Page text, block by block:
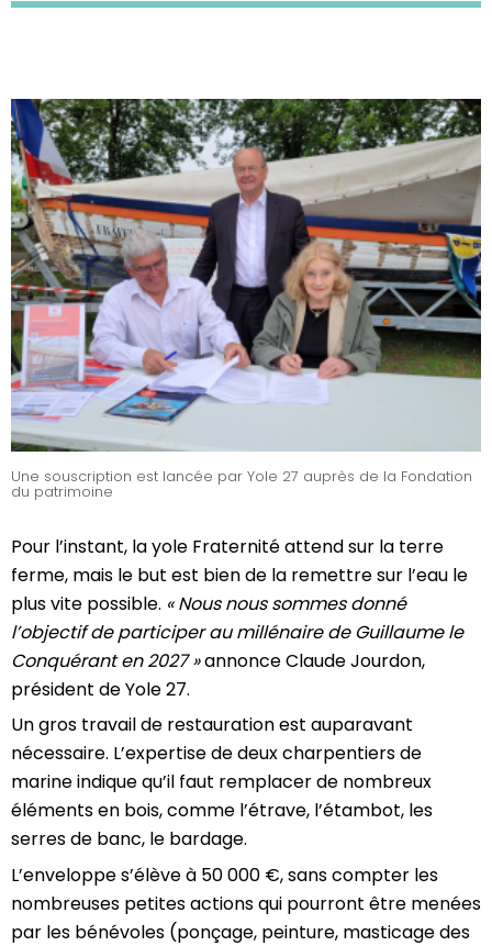
Une souscription est lancée par Yole 27 auprès de la Fondation
du patrimoine
Pour l’instant, la yole Fraternité attend sur la terre
ferme, mais le but est bien de la remettre sur l’eau le
plus vite possible. « Nous nous sommes donné
l’objectif de participer au millénaire de Guillaume le
Conquérant en 2027 »annonce Claude Jourdon,
président de Yole 27.
Un gros travail de restauration est auparavant
nécessaire. L’expertise de deux charpentiers de
marine indique qu’il faut remplacer de nombreux
éléments en bois, comme l’étrave, l’étambot, les
serres de banc, le bardage.
L’enveloppe s’élève à 50 000 €, sans compter les
nombreuses petites actions qui pourront être menées
par les bénévoles (ponçage, peinture, masticage des